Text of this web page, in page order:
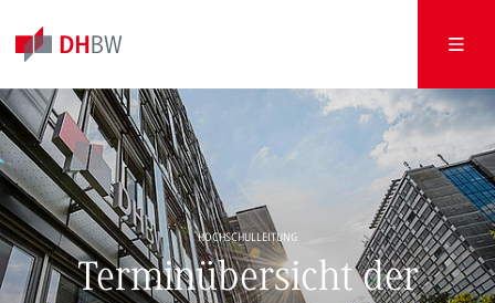
HOCHSCHULLEITUNG
Terminübersicht der